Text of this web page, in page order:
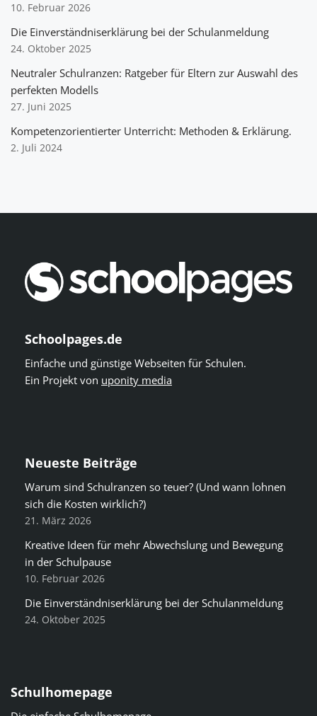
10. Februar 2026
Die Einverständniserklärung bei der Schulanmeldung
24. Oktober 2025
Neutraler Schulranzen: Ratgeber für Eltern zur Auswahl des
perfekten Modells
27. Juni 2025
Kompetenzorientierter Unterricht: Methoden & Erklärung.
2. Juli 2024
Schoolpages.de
Einfache und günstige Webseiten für Schulen.
Ein Projekt von uponity media
Neueste Beiträge
Warum sind Schulranzen so teuer? (Und wann lohnen
sich die Kosten wirklich?)
21. März 2026
Kreative Ideen für mehr Abwechslung und Bewegung
in der Schulpause
10. Februar 2026
Die Einverständniserklärung bei der Schulanmeldung
24. Oktober 2025
Schulhomepage